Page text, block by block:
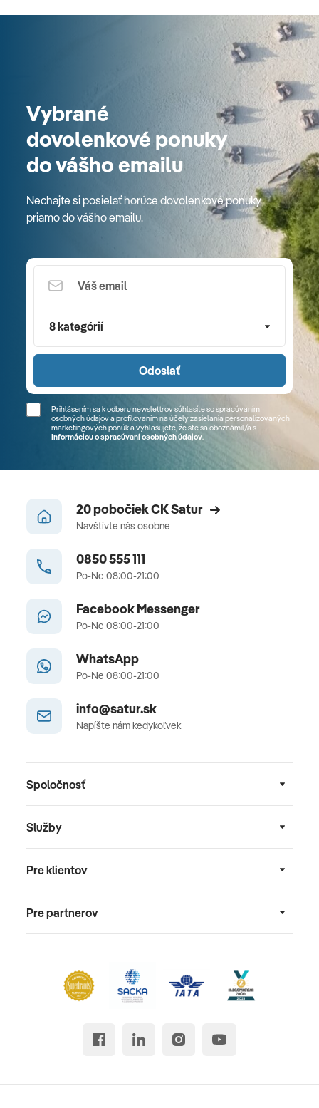
Vybrané
dovolenkové ponuky
do vášho emailu
Nechajte si posielať horúce dovolenkové ponuky
priamo do vášho emailu.
8 kategórií
Odoslať
Prihlásením sa k odberu newslettrov súhlasíte so spracúvaním
osobných údajov a profilovaním na účely zasielania personalizovaných
marketingových ponúk a vyhlasujete, že ste sa oboznámil/a s
Informáciou o spracúvaní osobných údajov.
20 pobočiek CK Satur
Navštívte nás osobne
0850 555 111
Po-Ne 08:00-21:00
Facebook Messenger
Po-Ne 08:00-21:00
WhatsApp
Po-Ne 08:00-21:00
info@satur.sk
Napíšte nám kedykoľvek
Spoločnosť
Služby
Pre klientov
Pre partnerov